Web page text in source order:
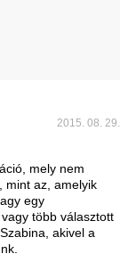
2015. 08. 29.
mely nem
mint az, amelyik
egy
több választott
akivel a